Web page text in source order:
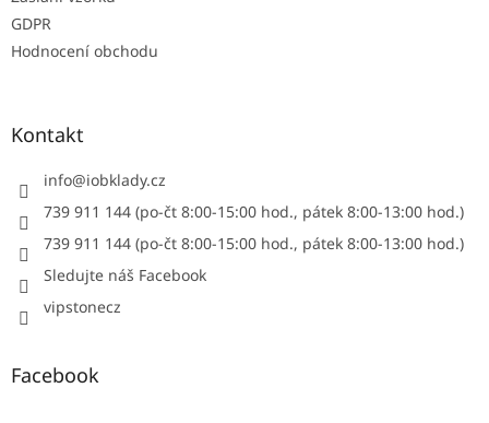
GDPR
Hodnocení obchodu
Kontakt
info@iobklady.cz
739 911 144 (po-čt 8:00-15:00 hod., pátek 8:00-13:00 hod.)
739 911 144 (po-čt 8:00-15:00 hod., pátek 8:00-13:00 hod.)
Sledujte náš Facebook
vipstonecz
Facebook